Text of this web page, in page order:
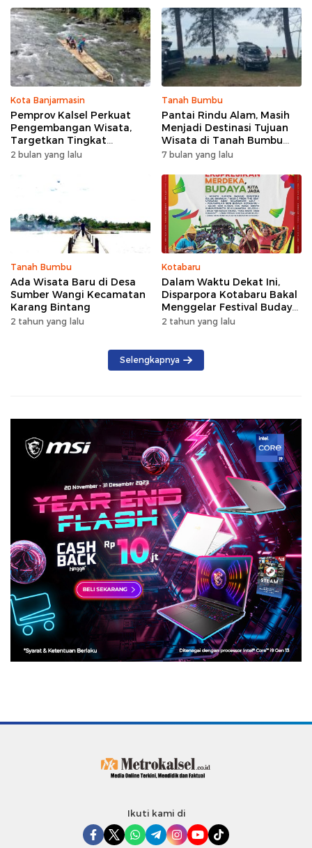
Kota Banjarmasin
Pemprov Kalsel Perkuat
Pengembangan Wisata,
Targetkan Tingkat
Kunjungan Naik 5 Persen di
2 bulan yang lalu
Tanah Bumbu
Pantai Rindu Alam, Masih
Menjadi Destinasi Tujuan
Wisata di Tanah Bumbu
dengan Rindangnya Pohon
7 bulan yang lalu
Tanah Bumbu
Ada Wisata Baru di Desa
Sumber Wangi Kecamatan
Karang Bintang
2 tahun yang lalu
Kotabaru
Dalam Waktu Dekat Ini,
Disparpora Kotabaru Bakal
Menggelar Festival Budaya
Saijaan 2024
2 tahun yang lalu
Selengkapnya
Ikuti kami di